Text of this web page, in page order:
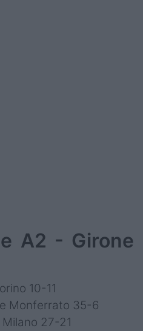
A2 - Girone
10-11
Monferrato 35-6
27-21